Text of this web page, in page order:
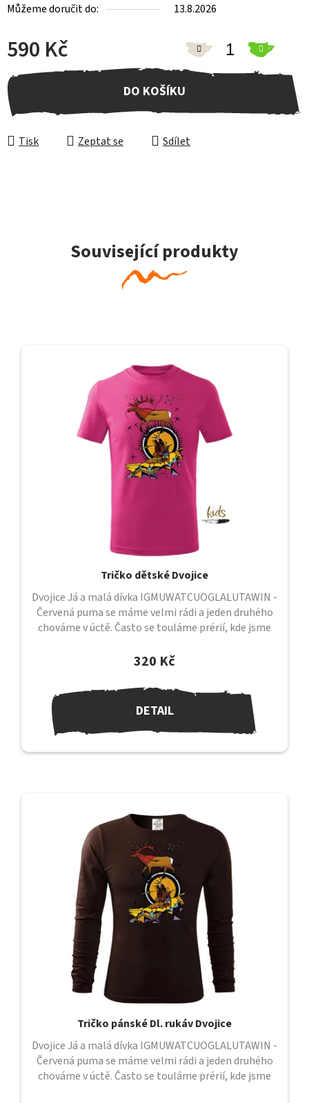
Můžeme doručit do:
13.8.2026
590 Kč
Měrná cena:
DO KOŠÍKU
Tisk Zeptat se Sdílet
Související produkty
Tričko dětské Dvojice
320 Kč
DETAIL
Dvojice Já a malá dívka IGMUWATCUOGLALUTAWIN -
Červená puma se máme velmi rádi a jeden druhého
chováme v úctě. Často se touláme prérií, kde jsme
Tričko pánské Dl. rukáv Dvojice
Dvojice Já a malá dívka IGMUWATCUOGLALUTAWIN -
Červená puma se máme velmi rádi a jeden druhého
chováme v úctě. Často se touláme prérií, kde jsme